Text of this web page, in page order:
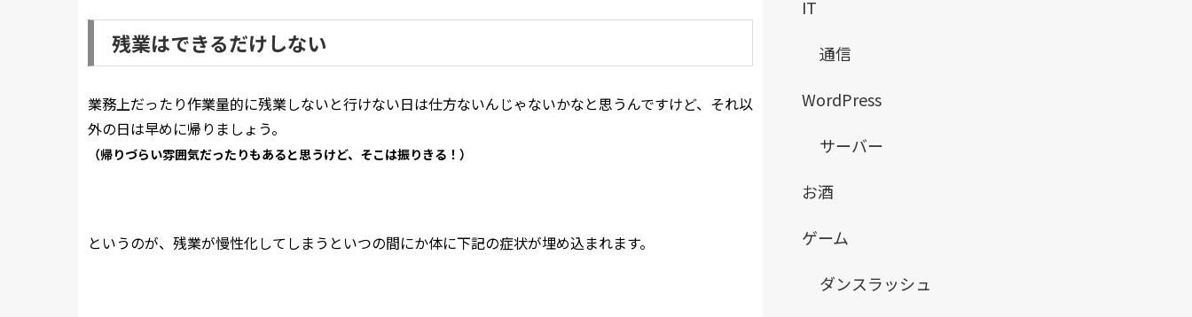
残業はできるだけしない
業務上だったり作業量的に残業しないと行けない日は仕方ないんじゃないかなと思うんですけど、それ以
外の日は早めに帰りましょう。
（帰りづらい雰囲気だったりもあると思うけど、そこは振りきる！）
というのが、残業が慢性化してしまうといつの間にか体に下記の症状が埋め込まれます。
IT
通信
WordPress
サーバー
お酒
ゲーム
ダンスラッシュ